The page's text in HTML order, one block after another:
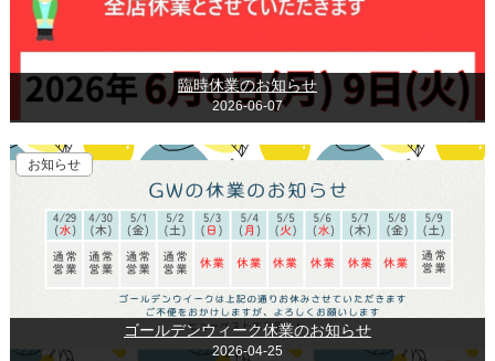
臨時休業のお知らせ
2026-06-07
お知らせ
ゴールデンウィーク休業のお知らせ
2026-04-25